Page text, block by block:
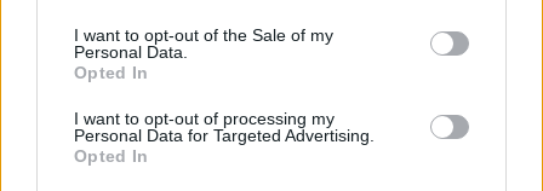
consent section.
I want to opt-out of the Sale of my
Personal Data.
Opted In
I want to opt-out of processing my
Personal Data for Targeted Advertising.
Opted In
ΑΣΕΠ: Πιστοποίηση Αγγλικών σε
μόνο 2 ημέρες στα χέρια σας